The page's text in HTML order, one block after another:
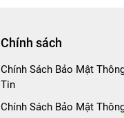
Chính sách
Chính Sách Bảo Mật
Tin
Chính Sách Bảo Mật